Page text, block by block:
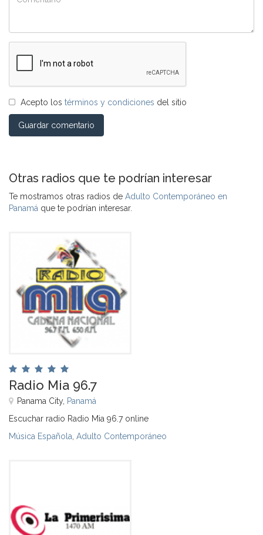
Acepto los términos y condiciones del sitio
Guardar comentario
Otras radios que te podrían interesar
Te mostramos otras radios de Adulto Contemporáneo en
Panamá que te podrían interesar.
Radio Mia 96.7
Panama City, Panamá
Escuchar radio Radio Mia 96.7 online
Música Española Adulto Contemporáneo